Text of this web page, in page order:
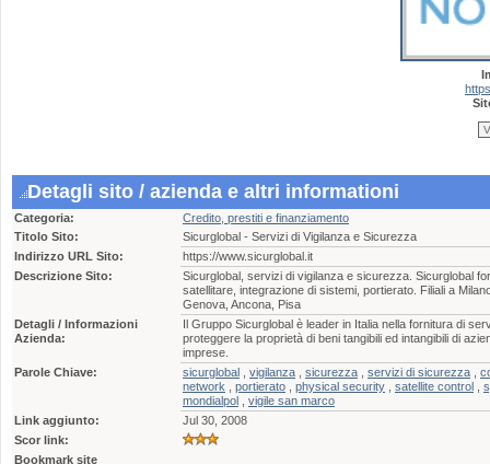
Detagli sito / azienda e altri informationi
Categoria:
Credito, prestiti e finanziamento
Titolo Sito:
Sicurglobal - Servizi di Vigilanza e Sicurezza
Indirizzo URL Sito:
https://www.sicurglobal.it
Descrizione Sito:
Sicurglobal, servizi di vigilanza e sicurezza. Sicurglobal
satellitare, integrazione di sistemi, portierato. Filiali a
Genova, Ancona, Pisa
Detagli / Informazioni
Azienda:
Il Gruppo Sicurglobal è leader in Italia nella fornitura di
proteggere la proprietà di beni tangibili ed intangibili di
imprese.
Parole Chiave:
sicurglobal vigilanza sicurezza servizi di sicurezza
network
portierato physical security satellite control
mondialpol
vigile san marco
Link aggiunto:
Jul 30, 2008
Scor link:
Bookmark site